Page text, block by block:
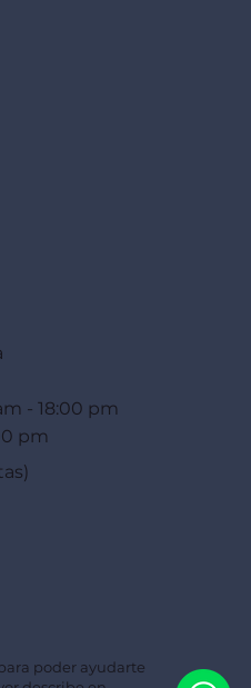
- 18:00 pm
pm
poder ayudarte